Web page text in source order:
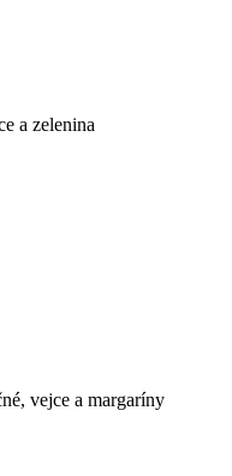
a zelenina
vejce a margaríny